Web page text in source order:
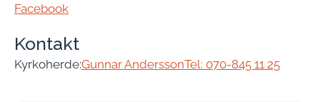
Facebook
Kontakt
Kyrkoherde:Gunnar AnderssonTel: 070-845 11 25